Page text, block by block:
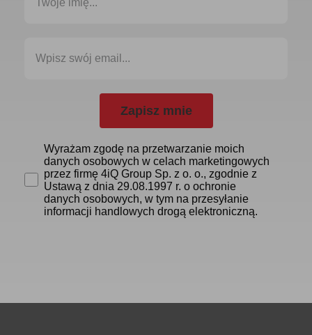
Zapisz mnie
Wyrażam zgodę na przetwarzanie moich
danych osobowych w celach marketingowych
przez firmę 4iQ Group Sp. z o. o., zgodnie z
Ustawą z dnia 29.08.1997 r. o ochronie
danych osobowych, w tym na przesyłanie
informacji handlowych drogą elektroniczną.